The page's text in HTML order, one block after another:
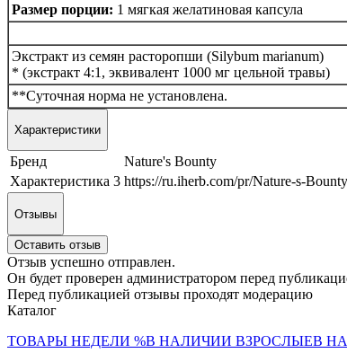
Размер порции: 1 мягкая желатиновая капсула
Экстракт из семян расторопши (Silybum marianum)
* (экстракт 4:1, эквивалент 1000 мг цельной травы)
**Суточная норма не установлена.
Характеристики
Бренд
Nature's Bounty
Характеристика 3 https://ru.iherb.com/pr/Nature-s-
Отзывы
Оставить отзыв
Отзыв успешно отправлен.
Он будет проверен администратором перед
Перед публикацией отзывы проходят модерацию
Каталог
ТОВАРЫ НЕДЕЛИ %В НАЛИЧИИ ВЗРОСЛЫЕВ